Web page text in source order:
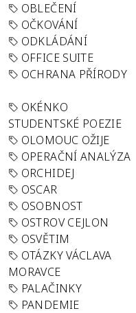
OBLEČENÍ
OČKOVÁNÍ
ODKLÁDÁNÍ
OFFICE SUITE
OCHRANA PŘÍRODY
OKÉNKO
STUDENTSKÉ POEZIE
OLOMOUC OŽIJE
OPERAČNÍ ANALÝZA
ORCHIDEJ
OSCAR
OSOBNOST
OSTROV CEJLON
OSVĚTIM
OTÁZKY VÁCLAVA
MORAVCE
PALAČINKY
PANDEMIE